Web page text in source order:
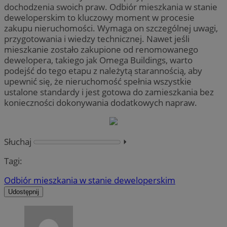
dochodzenia swoich praw. Odbiór mieszkania w stanie
deweloperskim to kluczowy moment w procesie
zakupu nieruchomości. Wymaga on szczególnej uwagi,
przygotowania i wiedzy technicznej. Nawet jeśli
mieszkanie zostało zakupione od renomowanego
dewelopera, takiego jak Omega Buildings, warto
podejść do tego etapu z należytą starannością, aby
upewnić się, że nieruchomość spełnia wszystkie
ustalone standardy i jest gotowa do zamieszkania bez
konieczności dokonywania dodatkowych napraw.
Słuchaj
⏵︎
Tagi:
Odbiór mieszkania w stanie deweloperskim
Udostępnij